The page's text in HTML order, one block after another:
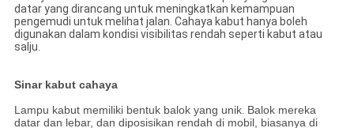
datar yang dirancang untuk meningkatkan kemampuan
pengemudi untuk melihat jalan. Cahaya kabut hanya boleh
digunakan dalam kondisi visibilitas rendah seperti kabut atau
salju.
Sinar kabut cahaya
Lampu kabut memiliki bentuk balok yang unik. Balok mereka
datar dan lebar, dan diposisikan rendah di mobil, biasanya di